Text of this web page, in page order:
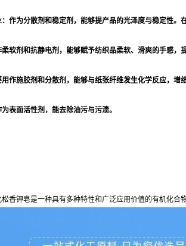
作为分散剂和稳定剂，能够提产品的光泽度与稳定性。
软剂和抗静电剂，能够赋予纺织品柔软、滑爽的手感，
作施胶剂和分散剂，能够与纸张纤维发生化学反应，增
表面活性剂，能去除油污与污渍。
香钾皂是一种具有多种特性和广泛应用价值的有机化